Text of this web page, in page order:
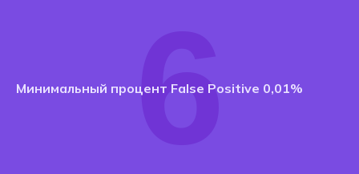
Минимальный процент False Positive 0,01%
6